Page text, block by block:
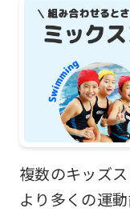
複数のキッズ
より多くの運